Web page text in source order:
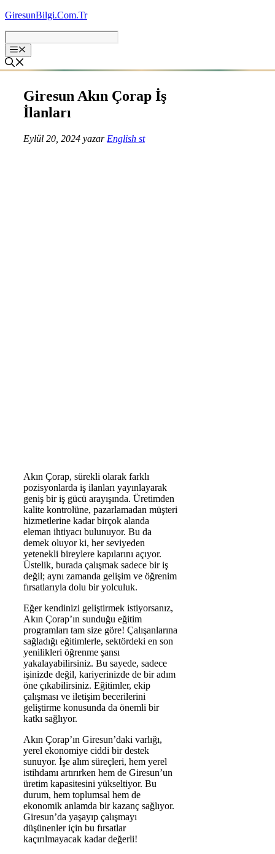
İçeriğe
GiresunBilgi.Com.Tr
Giresun Akın Çorap İş
İlanları
Eylül 20, 2024 yazar English st
Akın Çorap, sürekli olarak farklı
pozisyonlarda iş ilanları yayınlayarak
geniş bir iş gücü arayışında. Üretimden
kalite kontrolüne, pazarlamadan müşteri
hizmetlerine kadar birçok alanda
eleman ihtiyacı bulunuyor. Bu da
demek oluyor ki, her seviyeden
yetenekli bireylere kapılarını açıyor.
Üstelik, burada çalışmak sadece bir iş
değil; aynı zamanda gelişim ve öğrenim
fırsatlarıyla dolu bir yolculuk.
Eğer kendinizi geliştirmek istiyorsanız,
Akın Çorap’ın sunduğu eğitim
programları tam size göre! Çalışanlarına
sağladığı eğitimlerle, sektördeki en son
yenilikleri öğrenme şansı
yakalayabilirsiniz. Bu sayede, sadece
işinizde değil, kariyerinizde de bir adım
öne çıkabilirsiniz. Eğitimler, ekip
çalışması ve iletişim becerilerini
geliştirme konusunda da önemli bir
katkı sağlıyor.
Akın Çorap’ın Giresun’daki varlığı,
yerel ekonomiye ciddi bir destek
sunuyor. İşe alım süreçleri, hem yerel
istihdamı artırırken hem de Giresun’un
üretim kapasitesini yükseltiyor. Bu
durum, hem toplumsal hem de
ekonomik anlamda bir kazanç sağlıyor.
Giresun’da yaşayıp çalışmayı
düşünenler için bu fırsatlar
kaçırılmayacak kadar değerli!